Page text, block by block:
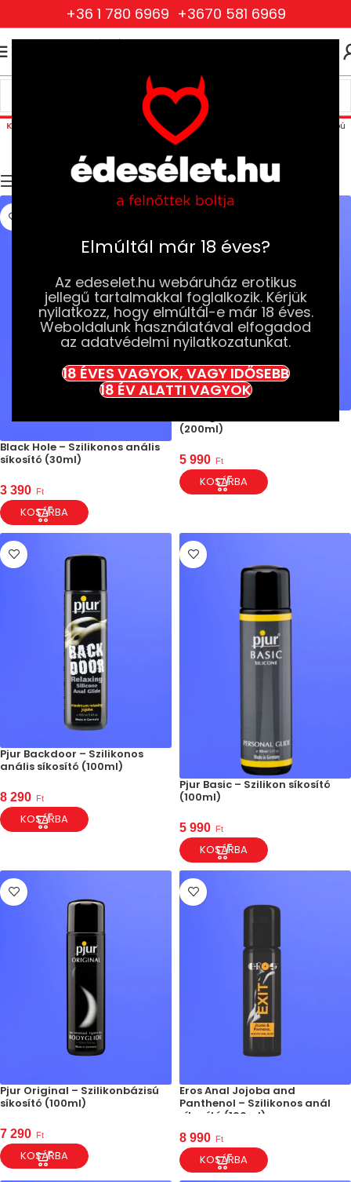
Elmúltál már 18 éves?
Az edeselet.hu webáruház erotikus
jellegű tartalmakkal foglalkozik. Kérjük
nyilatkozz, hogy elmúltál-e már 18 éves.
Weboldalunk használatával elfogadod
az adatvédelmi nyilatkozatunkat.
18 ÉVES VAGYOK, VAGY IDŐSEBB
18 ÉV ALATTI VAGYOK
+36 1 780 6969 +3670 581 6969
Szilikonalapú Síkosítók
Kezdőlap Drogéria és Jobb Szexuális Élmény
Szilikonalapú
Síkosítók
Black Hole – Szilikonos anális
síkosító (30ml)
3 390 Ft
KOSÁRBA
(200ml)
5 990 Ft
KOSÁRBA
Pjur Backdoor – Szilikonos
anális síkosító (100ml)
8 290 Ft
KOSÁRBA
Pjur Basic – Szilikon síkosító
(100ml)
5 990 Ft
KOSÁRBA
Pjur Original – Szilikonbázisú
síkosító (100ml)
7 290 Ft
KOSÁRBA
Eros Anal Jojoba and
Panthenol – Szilikonos anál
síkosító (100ml)
8 990 Ft
KOSÁRBA